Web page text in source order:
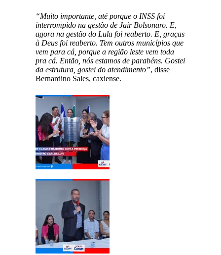
“Muito importante, até porque o INSS foi
interrompido na gestão de Jair Bolsonaro. E,
agora na gestão do Lula foi reaberto. E, graças
à Deus foi reaberto. Tem outros municípios que
vem para cá, porque a região leste vem toda
pra cá. Então, nós estamos de parabéns. Gostei
da estrutura, gostei do atendimento”, disse
Bernardino Sales, caxiense.